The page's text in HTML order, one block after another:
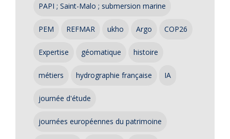
PAPI ; Saint-Malo ; submersion marine
PEM REFMAR ukho Argo COP26
Expertise géomatique histoire
métiers hydrographie française IA
journée d'étude
journées européennes du patrimoine